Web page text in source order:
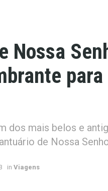
Nossa
dos mais belos e
de Nossa
in Viagens